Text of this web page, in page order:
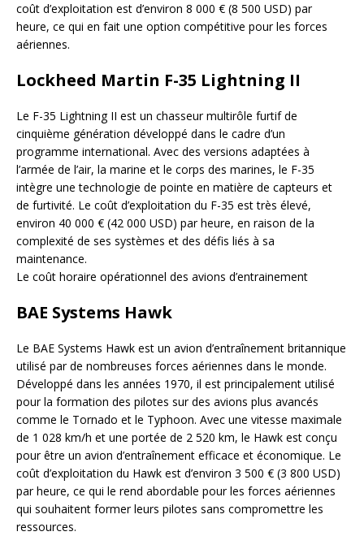
coût d’exploitation est d’environ 8 000 € (8 500 USD) par
heure, ce qui en fait une option compétitive pour les forces
aériennes.
Lockheed Martin F-35 Lightning II
Le F-35 Lightning II est un chasseur multirôle furtif de
cinquième génération développé dans le cadre d’un
programme international. Avec des versions adaptées à
l’armée de l’air, la marine et le corps des marines, le F-35
intègre une technologie de pointe en matière de capteurs et
de furtivité. Le coût d’exploitation du F-35 est très élevé,
environ 40 000 € (42 000 USD) par heure, en raison de la
complexité de ses systèmes et des défis liés à sa
maintenance.
Le coût horaire opérationnel des avions d’entrainement
BAE Systems Hawk
Le BAE Systems Hawk est un avion d’entraînement britannique
utilisé par de nombreuses forces aériennes dans le monde.
Développé dans les années 1970, il est principalement utilisé
pour la formation des pilotes sur des avions plus avancés
comme le Tornado et le Typhoon. Avec une vitesse maximale
de 1 028 km/h et une portée de 2 520 km, le Hawk est conçu
pour être un avion d’entraînement efficace et économique. Le
coût d’exploitation du Hawk est d’environ 3 500 € (3 800 USD)
par heure, ce qui le rend abordable pour les forces aériennes
qui souhaitent former leurs pilotes sans compromettre les
ressources.